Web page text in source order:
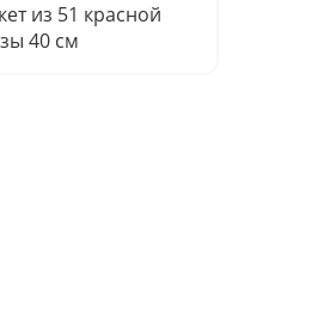
из 51 красной
40 см